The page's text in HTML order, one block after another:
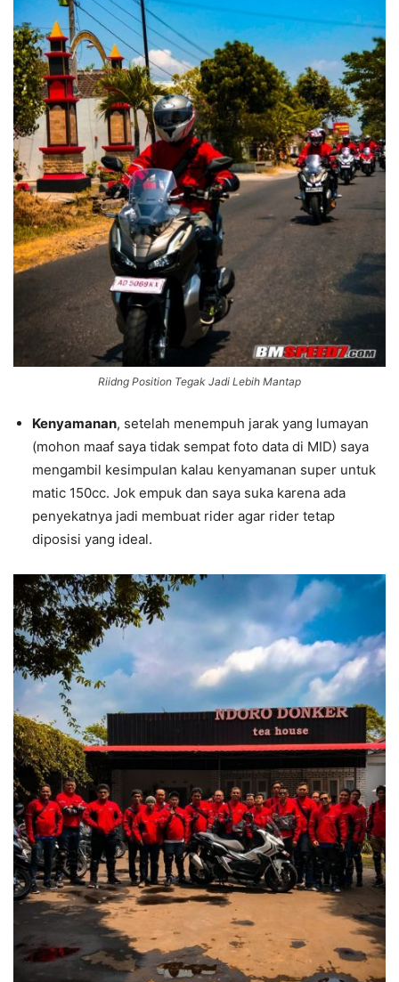
Riidng Position Tegak Jadi Lebih Mantap
Kenyamanan, setelah menempuh jarak yang lumayan
(mohon maaf saya tidak sempat foto data di MID) saya
mengambil kesimpulan kalau kenyamanan super untuk
matic 150cc. Jok empuk dan saya suka karena ada
penyekatnya jadi membuat rider agar rider tetap
diposisi yang ideal.